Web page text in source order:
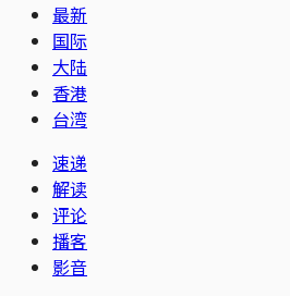
最新
国际
大陆
香港
台湾
速递
解读
评论
播客
影音